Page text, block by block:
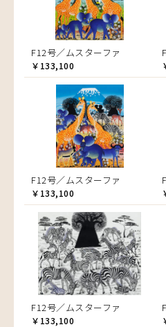
F12号／ムスターファ
￥133,100
F12号／ムスターファ
￥133,100
F12号／ムスターファ
￥133,100